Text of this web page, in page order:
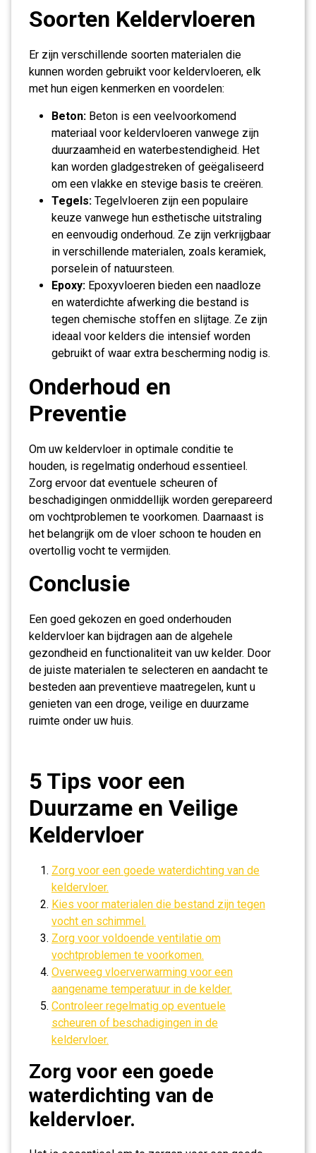
Soorten Keldervloeren
Er zijn verschillende soorten materialen die
kunnen worden gebruikt voor keldervloeren, elk
met hun eigen kenmerken en voordelen:
Beton: Beton is een veelvoorkomend
materiaal voor keldervloeren vanwege zijn
duurzaamheid en waterbestendigheid. Het
kan worden gladgestreken of geëgaliseerd
om een vlakke en stevige basis te creëren.
Tegels: Tegelvloeren zijn een populaire
keuze vanwege hun esthetische uitstraling
en eenvoudig onderhoud. Ze zijn verkrijgbaar
in verschillende materialen, zoals keramiek,
porselein of natuursteen.
Epoxy: Epoxyvloeren bieden een naadloze
en waterdichte afwerking die bestand is
tegen chemische stoffen en slijtage. Ze zijn
ideaal voor kelders die intensief worden
gebruikt of waar extra bescherming nodig is.
Onderhoud en
Preventie
Om uw keldervloer in optimale conditie te
houden, is regelmatig onderhoud essentieel.
Zorg ervoor dat eventuele scheuren of
beschadigingen onmiddellijk worden gerepareerd
om vochtproblemen te voorkomen. Daarnaast is
het belangrijk om de vloer schoon te houden en
overtollig vocht te vermijden.
Conclusie
Een goed gekozen en goed onderhouden
keldervloer kan bijdragen aan de algehele
gezondheid en functionaliteit van uw kelder. Door
de juiste materialen te selecteren en aandacht te
besteden aan preventieve maatregelen, kunt u
genieten van een droge, veilige en duurzame
ruimte onder uw huis.
5 Tips voor een
Duurzame en Veilige
Keldervloer
Zorg voor een goede waterdichting van de
keldervloer.
Kies voor materialen die bestand zijn tegen
vocht en schimmel.
Zorg voor voldoende ventilatie om
vochtproblemen te voorkomen.
Overweeg vloerverwarming voor een
aangename temperatuur in de kelder.
Controleer regelmatig op eventuele
scheuren of beschadigingen in de
keldervloer.
Zorg voor een goede
waterdichting van de
keldervloer.